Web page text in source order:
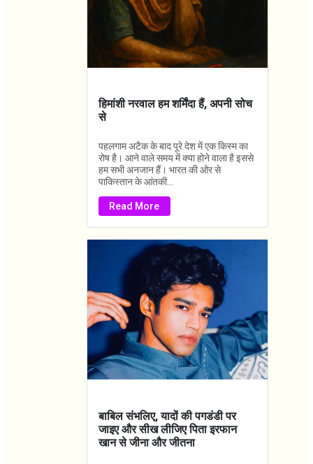
हिमांशी नरवाल हम शर्मिंदा हैं, अपनी सोच
से
पहलगाम अटैक के बाद पूरे देश में एक किस्म का
रोष है। आने वाले समय में क्या होने वाला है इससे
हम सभी अनजान हैं। भारत की ओर से
पाकिस्तान के आंतकी...
Read More
बाबिल संभलिए, यादों की पगडंडी पर
जाइए और सीख लीजिए पिता इरफान
खान से जीना और जीतना